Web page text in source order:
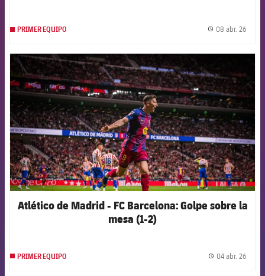
PRIMER EQUIPO 08 abr. 26
FCB Barcelona badge
Atlético de Madrid - FC Barcelona: Golpe sobre la
mesa (1-2)
PRIMER EQUIPO 04 abr. 26